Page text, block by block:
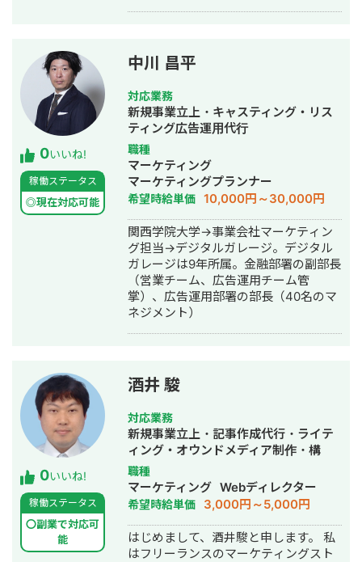
0いいね!
稼働ステータス
◎現在対応可能
中川 昌平
対応業務
新規事業立上・キャスティング・リス
ティング広告運用代行
職種
マーケティング
マーケティングプランナー
希望時給単価 10,000円～30,000円
関西学院大学→事業会社マーケティン
グ担当→デジタルガレージ。デジタル
ガレージは9年所属。金融部署の副部長
（営業チーム、広告運用チーム管
掌）、広告運用部署の部長（40名のマ
ネジメント）
0いいね!
稼働ステータス
〇副業で対応可
能
酒井 駿
対応業務
新規事業立上・記事作成代行・ライテ
ィング・オウンドメディア制作・構
築・運用代行
職種
マーケティング Webディレクター
希望時給単価 3,000円～5,000円
はじめまして、酒井駿と申します。 私
はフリーランスのマーケティングスト